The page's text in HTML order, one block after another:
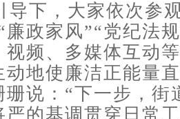
导下，大家依次参
廉政家风”“党纪法
视频、多媒体互动
动地使廉洁正能量
说：“下一步，街
严的基调贯穿日常